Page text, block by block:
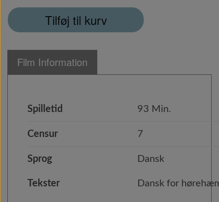
Tilføj til kurv
Film Information
Spilletid 93 Min.
Censur 7
Sprog
Tekster
Dansk
Dansk for